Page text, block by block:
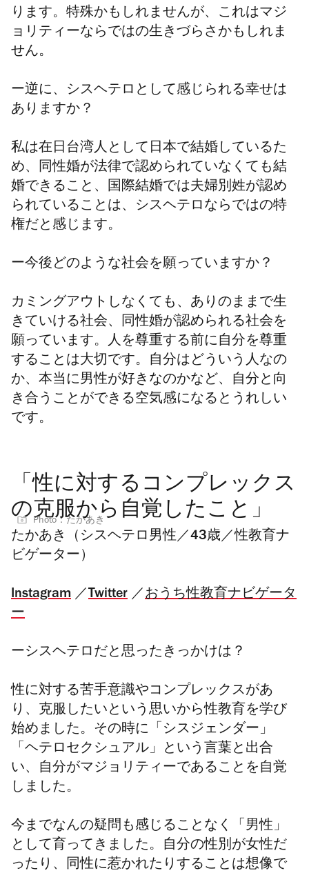
ります。特殊かもしれませんが、これはマジ
ョリティーならではの生きづらさかもしれま
せん。
ー逆に、シスヘテロとして感じられる幸せは
ありますか？
私は在日台湾人として日本で結婚しているた
め、同性婚が法律で認められていなくても結
婚できること、国際結婚では夫婦別姓が認め
られていることは、シスヘテロならではの特
権だと感じます。
ー今後どのような社会を願っていますか？
カミングアウトしなくても、ありのままで生
きていける社会、同性婚が認められる社会を
願っています。人を尊重する前に自分を尊重
することは大切です。自分はどういう人なの
か、本当に男性が好きなのかなど、自分と向
き合うことができる空気感になるとうれしい
です。
「性に対するコンプレックス
の克服から自覚したこと」
Photo：たかあき
たかあき（シスヘテロ男性／43歳／性教育ナ
ビゲーター）
Instagram ／ Twitter ／ おうち性教育ナビゲータ
ー
ーシスヘテロだと思ったきっかけは？
性に対する苦手意識やコンプレックスがあ
り、克服したいという思いから性教育を学び
始めました。その時に「シスジェンダー」
「ヘテロセクシュアル」という言葉と出合
い、自分がマジョリティーであることを自覚
しました。
今までなんの疑問も感じることなく「男性」
として育ってきました。自分の性別が女性だ
ったり、同性に惹かれたりすることは想像で